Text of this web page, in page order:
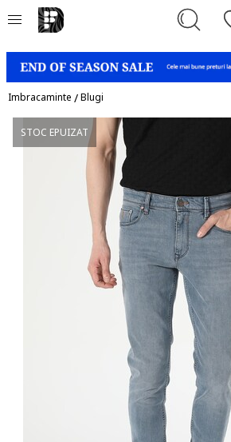
Imbracaminte /Blugi
STOC EPUIZAT